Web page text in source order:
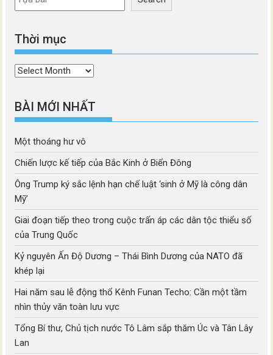
Thời mục
Thời
BÀI MỚI NHẤT
Một thoáng hư vô
Chiến lược kế tiếp của Bắc Kinh ở Biển Đông
Ông Trump ký sắc lệnh hạn chế luật ‘sinh ở Mỹ là công dân
Mỹ’
Giai đoạn tiếp theo trong cuộc trấn áp các dân tộc thiểu số
của Trung Quốc
Kỷ nguyên Ấn Độ Dương – Thái Bình Dương của NATO đã
khép lại
Hai năm sau lễ động thổ Kênh Funan Techo: Cần một tầm
nhìn thủy văn toàn lưu vực
Tổng Bí thư, Chủ tịch nước Tô Lâm sắp thăm Úc và Tân Lây
Lan